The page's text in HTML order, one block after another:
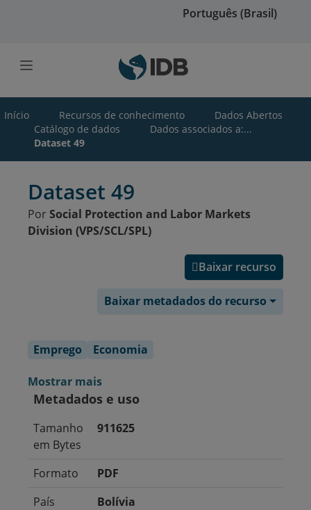
Português (Brasil)
Início Recursos de conhecimento
Dados Abertos
Catálogo de dados
Dados associados a:...
Dataset 49
Dataset 49
Por Social Protection and Labor Markets
Division (VPS/SCL/SPL)
Baixar recurso
Baixar metadados do recurso
Emprego Economia
Mostrar mais
Metadados e uso
Tamanho
em Bytes
911625
Formato
PDF
País
Bolívia